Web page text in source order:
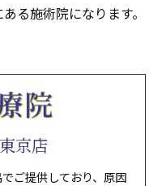
る施術院になります。
京店
ご提供しており、原因